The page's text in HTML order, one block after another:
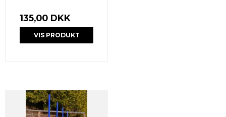
135,00 DKK
VIS PRODUKT